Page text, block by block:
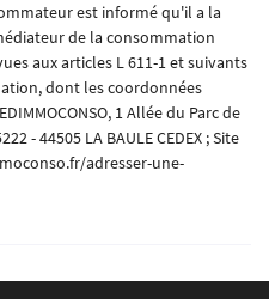
est informé qu'il a la
de la consommation
aux articles L 611-1 et suivants
dont les coordonnées
1 Allée du Parc de
- 44505 LA BAULE CEDEX ; Site
adresser-une-